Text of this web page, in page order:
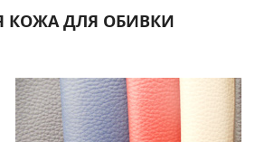
КОЖА ДЛЯ ОБИВКИ